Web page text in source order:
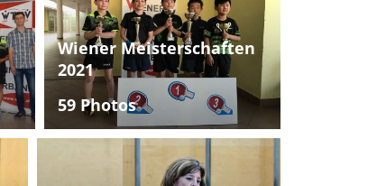
Wiener Meisterschaften
2021
59 Photos